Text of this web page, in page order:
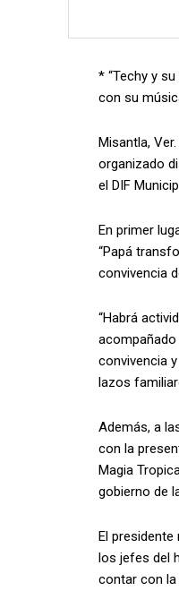
* “Techy y
con su
Misantla,
organizado
el DIF
En primer
“Papá
convivencia
“Habrá
acompañado
convivencia
lazos
Además, a
con la
Magia
gobierno de
El
los jefes del
contar con